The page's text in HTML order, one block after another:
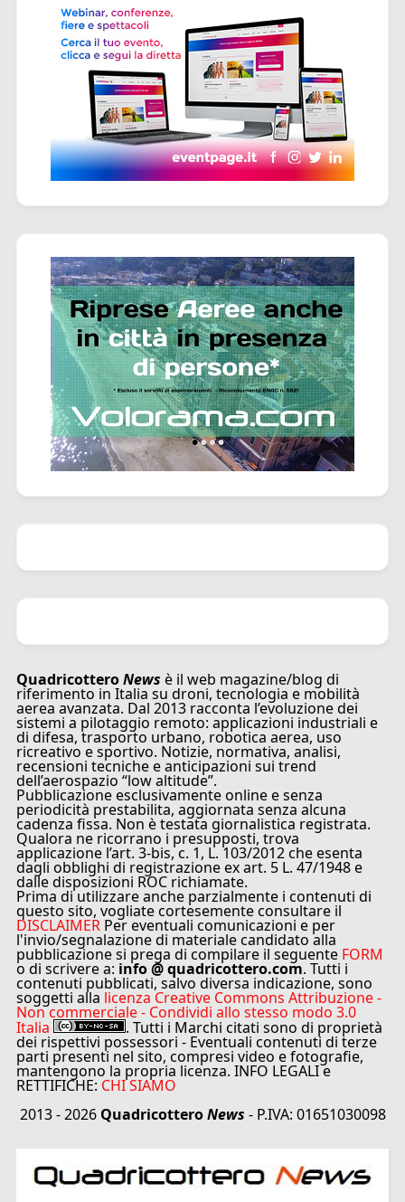
QuadricotteroNews è il web magazine/blog di
riferimento in Italia su droni, tecnologia e mobilità
aerea avanzata. Dal 2013 racconta l’evoluzione dei
sistemi a pilotaggio remoto: applicazioni industriali e
di difesa, trasporto urbano, robotica aerea, uso
ricreativo e sportivo. Notizie, normativa, analisi,
recensioni tecniche e anticipazioni sui trend
dell’aerospazio “low altitude”.
Pubblicazione esclusivamente online e senza
periodicità prestabilita, aggiornata senza alcuna
cadenza fissa. Non è testata giornalistica registrata.
Qualora ne ricorrano i presupposti, trova
applicazione l’art. 3-bis, c. 1, L. 103/2012 che esenta
dagli obblighi di registrazione ex art. 5 L. 47/1948 e
dalle disposizioni ROC richiamate.
Prima di utilizzare anche parzialmente i contenuti di
questo sito, vogliate cortesemente consultare il
DISCLAIMER Per eventuali comunicazioni e per
l'invio/segnalazione di materiale candidato alla
pubblicazione si prega di compilare il seguente FORM
o di scrivere a: info @ quadricottero.com. Tutti i
contenuti pubblicati, salvo diversa indicazione, sono
soggetti alla licenza Creative Commons Attribuzione -
Non commerciale - Condividi allo stesso modo 3.0
Italia . Tutti i Marchi citati sono di proprietà
dei rispettivi possessori - Eventuali contenuti di terze
parti presenti nel sito, compresi video e fotografie,
mantengono la propria licenza. INFO LEGALI e
RETTIFICHE: CHI SIAMO
2013 - 2026 QuadricotteroNews - P.IVA: 01651030098